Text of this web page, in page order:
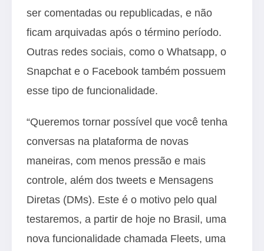
ser comentadas ou republicadas, e não
ficam arquivadas após o término período.
Outras redes sociais, como o Whatsapp, o
Snapchat e o Facebook também possuem
esse tipo de funcionalidade.
“Queremos tornar possível que você tenha
conversas na plataforma de novas
maneiras, com menos pressão e mais
controle, além dos tweets e Mensagens
Diretas (DMs). Este é o motivo pelo qual
testaremos, a partir de hoje no Brasil, uma
nova funcionalidade chamada Fleets, uma